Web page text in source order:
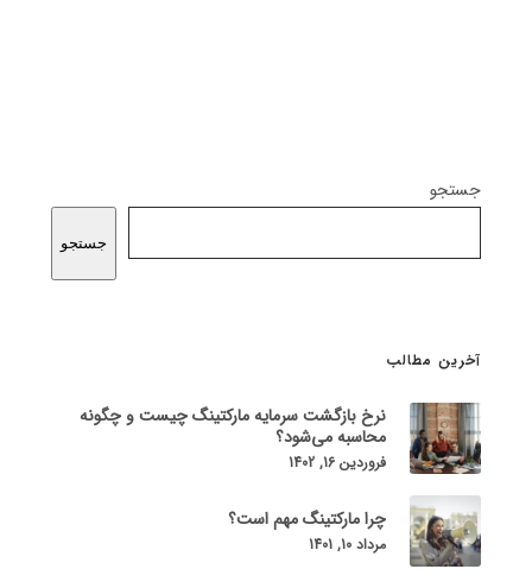
جستجو
جستجو
آخرین مطالب
نرخ بازگشت سرمایه مارکتینگ چیست و چگونه
محاسبه می‌شود؟
فروردین 16, 1402
چرا مارکتینگ مهم است؟
مرداد 10, 1401